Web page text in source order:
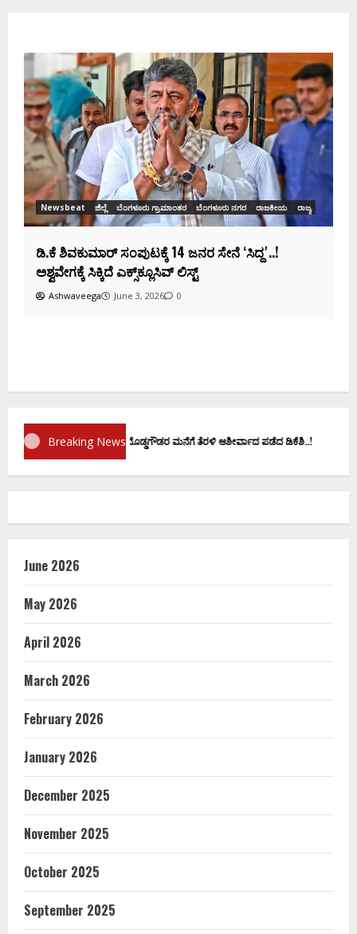
Newsbeat ಜಿಲ್ಲೆ ಬೆಂಗಳೂರು ಗ್ರಾಮಾಂತರ ಬೆಂಗಳೂರು ನಗರ ರಾಜಕೀಯ ರಾಜ್ಯ
ಡಿ.ಕೆ ಶಿವಕುಮಾರ್‌ ಸಂಪುಟಕ್ಕೆ 14 ಜನರ ಸೇನೆ ʻಸಿದ್ದʼ..!
ಅಶ್ವವೇಗಕ್ಕೆ ಸಿಕ್ಕಿದೆ ಎಕ್ಸ್‌ಕ್ಲೂಸಿವ್‌ ಲಿಸ್ಟ್‌
Ashwaveega June 3, 2026 0
Breaking News
ಪ್ರಮಾಣ ವಚನಕ್ಕೂ ಮುನ್ನ ದೊಡ್ಡಗೌಡರ ಮನೆಗೆ ತೆರಳಿ ಆಶೀರ್ವಾದ ಪಡೆದ ಡಿಕೆಶಿ..!
June 2026
May 2026
April 2026
March 2026
February 2026
January 2026
December 2025
November 2025
October 2025
September 2025